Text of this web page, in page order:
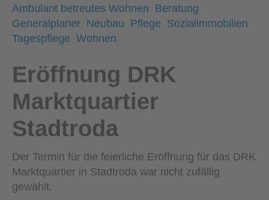
Ambulant betreutes Wohnen Beratung
Generalplaner Neubau Pflege Sozialimmobilien
Tagespflege Wohnen
Eröffnung DRK
Marktquartier
Stadtroda
Der Termin für die feierliche Eröffnung für das DRK
Marktquartier in Stadtroda war nicht zufällig
gewählt.